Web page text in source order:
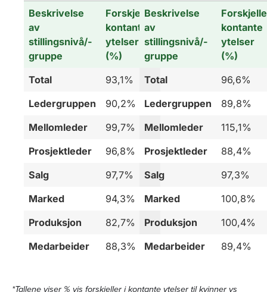
Beskrivelse
av
stillingsnivå/-
gruppe
Forskjeller
kontante
ytelser
(%)
Total
93,1%
Ledergruppen
90,2%
Mellomleder
99,7%
Prosjektleder
96,8%
Salg
97,7%
Marked
94,3%
Produksjon
82,7%
Medarbeider
88,3%
Beskrivelse
av
stillingsnivå/-
gruppe
kontante
ytelser
(%)
Total
96,6%
Ledergruppen
89,8%
Mellomleder
115,1%
Prosjektleder
88,4%
Salg
97,3%
Marked
100,8%
Produksjon
100,4%
Medarbeider
89,4%
*Tallene viser % vis forskjeller i kontante ytelser til kvinner vs